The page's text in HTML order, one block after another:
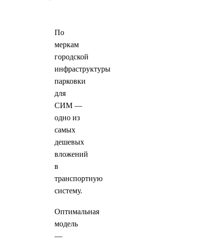
По
меркам
городской
инфраструктуры
парковки
для
СИМ —
одно из
самых
дешевых
вложений
в
транспортную
систему.
Оптимальная
модель
—